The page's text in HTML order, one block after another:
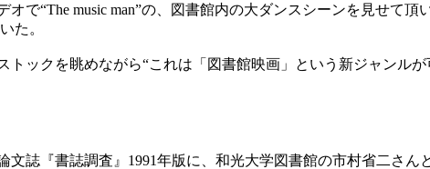
“The music man”の、図書館内の大ダンスシーンを見せて頂
た。
ックを眺めながら“これは「図書館映画」という新ジャンル
誌『書誌調査』1991年版に、和光大学図書館の市村省二さん